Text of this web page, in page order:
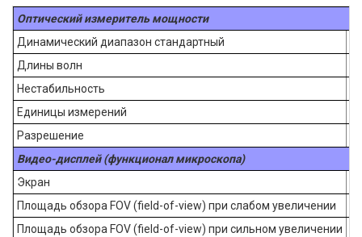
Оптический измеритель мощности
Динамический диапазон стандартный
Длины волн
Нестабильность
Единицы измерений
Разрешение
Видео-дисплей (функционал микроскопа)
Экран
Площадь обзора FOV (field-of-view) при слабом увеличении
Площадь обзора FOV (field-of-view) при сильном увеличении